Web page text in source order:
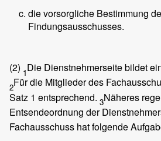
die vorsorgliche Bestimmung
Findungsausschusses.
(2) 1Die Dienstnehmerseite bildet
2Für die Mitglieder des
Satz 1 entsprechend. 3Näheres
Entsendeordnung der
Fachausschuss hat folgende